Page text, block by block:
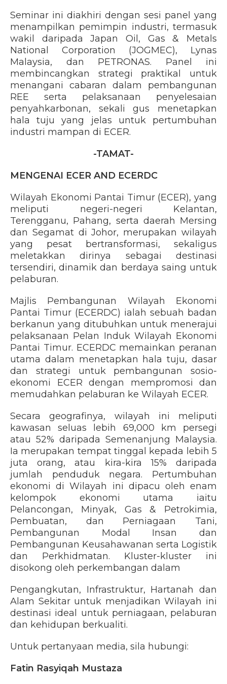
Seminar ini diakhiri dengan sesi panel yang
menampilkan pemimpin industri, termasuk
wakil daripada Japan Oil, Gas & Metals
National Corporation (JOGMEC), Lynas
Malaysia, dan PETRONAS. Panel ini
membincangkan strategi praktikal untuk
menangani cabaran dalam pembangunan
REE serta pelaksanaan penyelesaian
penyahkarbonan, sekali gus menetapkan
hala tuju yang jelas untuk pertumbuhan
industri mampan di ECER.
-TAMAT-
MENGENAI ECER AND ECERDC
Wilayah Ekonomi Pantai Timur (ECER), yang
meliputi negeri-negeri Kelantan,
Terengganu, Pahang, serta daerah Mersing
dan Segamat di Johor, merupakan wilayah
yang pesat bertransformasi, sekaligus
meletakkan dirinya sebagai destinasi
tersendiri, dinamik dan berdaya saing untuk
pelaburan.
Majlis Pembangunan Wilayah Ekonomi
Pantai Timur (ECERDC) ialah sebuah badan
berkanun yang ditubuhkan untuk menerajui
pelaksanaan Pelan Induk Wilayah Ekonomi
Pantai Timur. ECERDC memainkan peranan
utama dalam menetapkan hala tuju, dasar
dan strategi untuk pembangunan sosio-
ekonomi ECER dengan mempromosi dan
memudahkan pelaburan ke Wilayah ECER.
Secara geografinya, wilayah ini meliputi
kawasan seluas lebih 69,000 km persegi
atau 52% daripada Semenanjung Malaysia.
Ia merupakan tempat tinggal kepada lebih 5
juta orang, atau kira-kira 15% daripada
jumlah penduduk negara. Pertumbuhan
ekonomi di Wilayah ini dipacu oleh enam
kelompok ekonomi utama iaitu
Pelancongan, Minyak, Gas & Petrokimia,
Pembuatan, dan Perniagaan Tani,
Pembangunan Modal Insan dan
Pembangunan Keusahawanan serta Logistik
dan Perkhidmatan. Kluster-kluster ini
disokong oleh perkembangan dalam
Pengangkutan, Infrastruktur, Hartanah dan
Alam Sekitar untuk menjadikan Wilayah ini
destinasi ideal untuk perniagaan, pelaburan
dan kehidupan berkualiti.
Untuk pertanyaan media, sila hubungi:
Fatin Rasyiqah Mustaza